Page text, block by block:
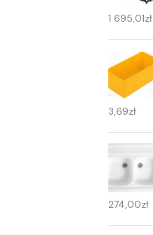
1 695,01zł
3,69zł
274,00zł